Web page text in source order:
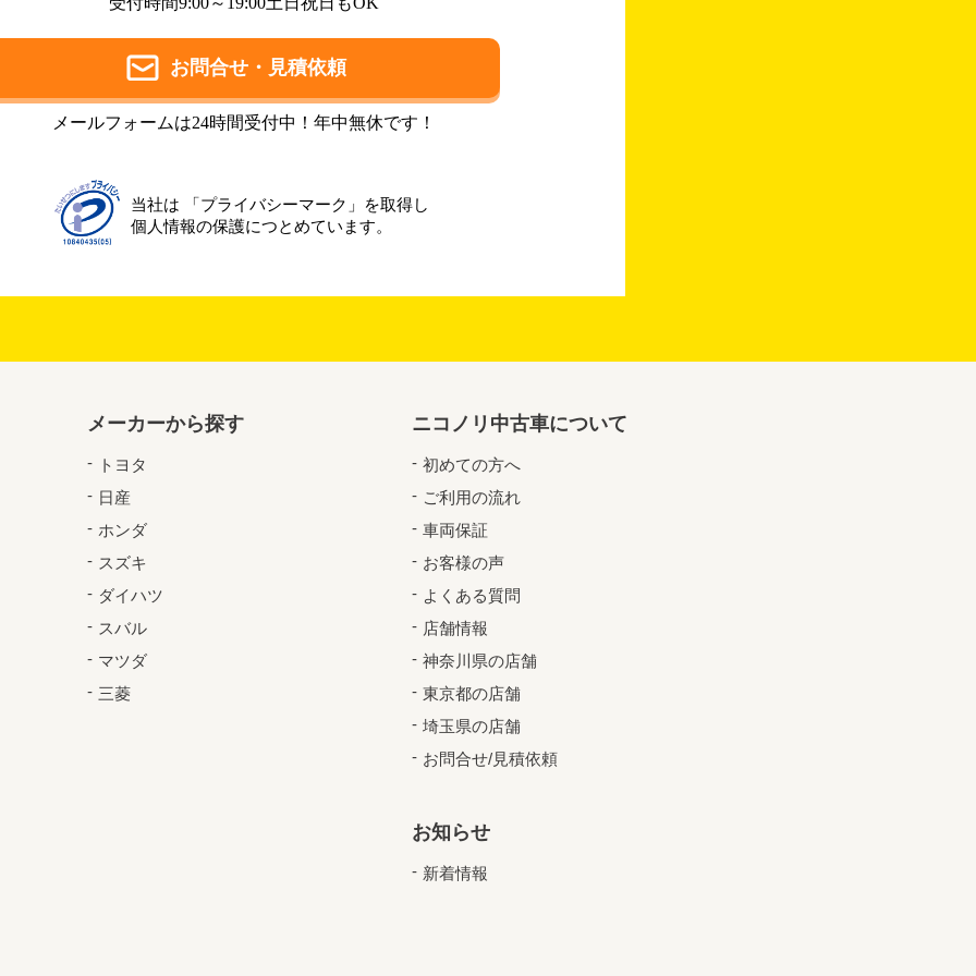
お問合せ・見積依頼
メールフォームは24時間受付中！年中無休です！
当社は 「プライバシーマーク」を取得し
個人情報の保護につとめています。
メーカーから探す
トヨタ
日産
ホンダ
スズキ
ダイハツ
スバル
マツダ
三菱
ニコノリ中古車について
初めての方へ
ご利用の流れ
車両保証
お客様の声
よくある質問
店舗情報
神奈川県の店舗
東京都の店舗
埼玉県の店舗
お問合せ/見積依頼
お知らせ
新着情報